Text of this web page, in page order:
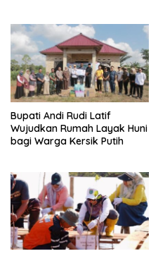
Bupati Andi Rudi Latif
Wujudkan Rumah Layak Huni
bagi Warga Kersik Putih